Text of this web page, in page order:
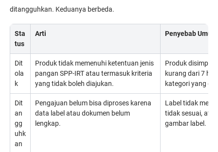
ditangguhkan. Keduanya berbeda.
Sta
tus
Arti Penyebab Umum
Dit
ola
k
Produk tidak memenuhi ketentuan jenis
pangan SPP-IRT atau termasuk kriteria
yang tidak boleh diajukan.
Produk
kurang dari 7
kategori yang
Dit
an
gg
uhk
an
Pengajuan belum bisa diproses karena
data label atau dokumen belum
lengkap.
Label tidak
tidak sesuai,
gambar label.